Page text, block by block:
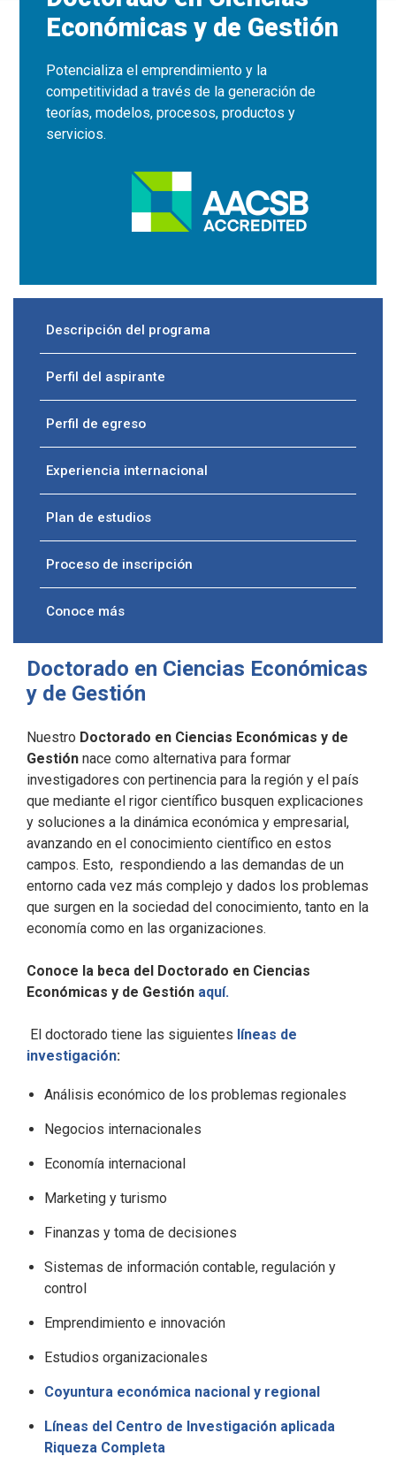
Económicas y de Gestión
Potencializa el emprendimiento y la
competitividad a través de la generación de
teorías, modelos, procesos, productos y
servicios.
Descripción del programa
Perfil del aspirante
Perfil de egreso
Experiencia internacional
Plan de estudios
Proceso de inscripción
Conoce más
Doctorado en Ciencias Económicas
y de Gestión
Nuestro Doctorado en Ciencias Económicas y de
Gestión nace como alternativa para formar
investigadores con pertinencia para la región y el país
que mediante el rigor científico busquen explicaciones
y soluciones a la dinámica económica y empresarial,
avanzando en el conocimiento científico en estos
campos. Esto, respondiendo a las demandas de un
entorno cada vez más complejo y dados los problemas
que surgen en la sociedad del conocimiento, tanto en la
economía como en las organizaciones.
Conoce la beca del Doctorado en Ciencias
Económicas y de Gestión aquí.
El doctorado tiene las siguientes líneas de
investigación:
Análisis económico de los problemas regionales
Negocios internacionales
Economía internacional
Marketing y turismo
Finanzas y toma de decisiones
Sistemas de información contable, regulación y
control
Emprendimiento e innovación
Estudios organizacionales
Coyuntura económica nacional y regional
Líneas del Centro de Investigación aplicada
Riqueza Completa